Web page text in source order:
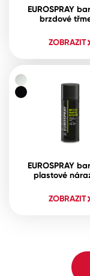
EUROSPRAY
brzdové
ZOBRAZIT
EUROSPRAY
plastové
ZOBRAZIT